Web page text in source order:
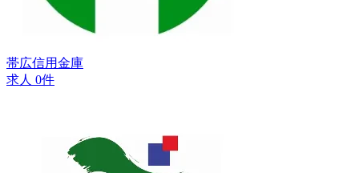
帯広信用金庫
求人 0件